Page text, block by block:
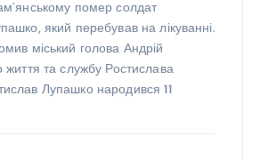
помер солдат
який перебував на лікуванні.
міський голова Андрій
життя та службу Ростислава
Лупашко народився 11